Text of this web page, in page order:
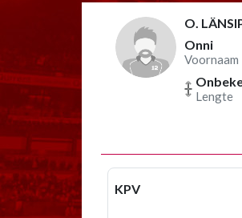
O.
Onni
Voornaam
Lengte
KPV